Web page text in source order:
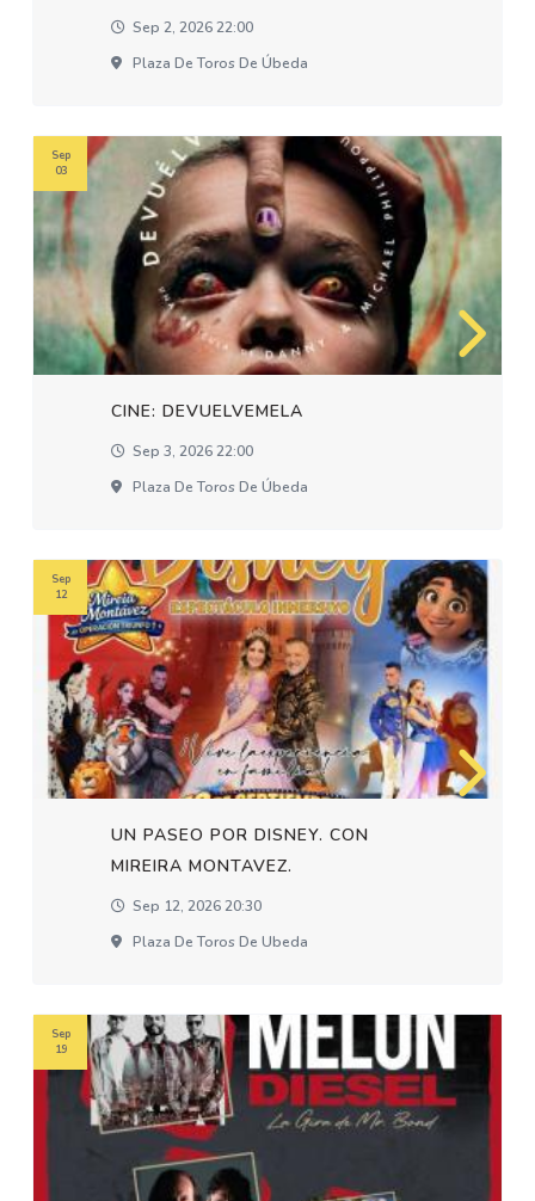
Sep 2, 2026 22:00
Plaza De Toros De Úbeda
CINE: DEVUELVEMELA
Sep 3, 2026 22:00
Plaza De Toros De Úbeda
Sep
03
UN PASEO POR DISNEY. CON
MIREIRA MONTAVEZ.
Sep 12, 2026 20:30
Plaza De Toros De Ubeda
Sep
12
Sep
19